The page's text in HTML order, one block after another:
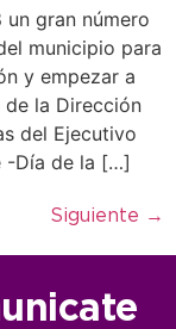
gran número
municipio para
y empezar a
la Dirección
del Ejecutivo
-Día de la […]
Siguiente →